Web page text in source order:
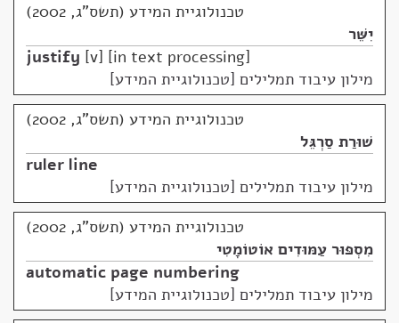
טכנולוגיית המידע (תשס"ג, 2002)
יִשֵּׁר
justify v] [in text processing
מילון עיבוד תמלילים [טכנולוגיית המידע]
טכנולוגיית המידע (תשס"ג, 2002)
שׁוּרַת סַרְגֵּל
ruler line
מילון עיבוד תמלילים [טכנולוגיית המידע]
טכנולוגיית המידע (תשס"ג, 2002)
מִסְפּוּר עַמּוּדִים אוֹטוֹמָטִי
automatic page numbering
מילון עיבוד תמלילים [טכנולוגיית המידע]